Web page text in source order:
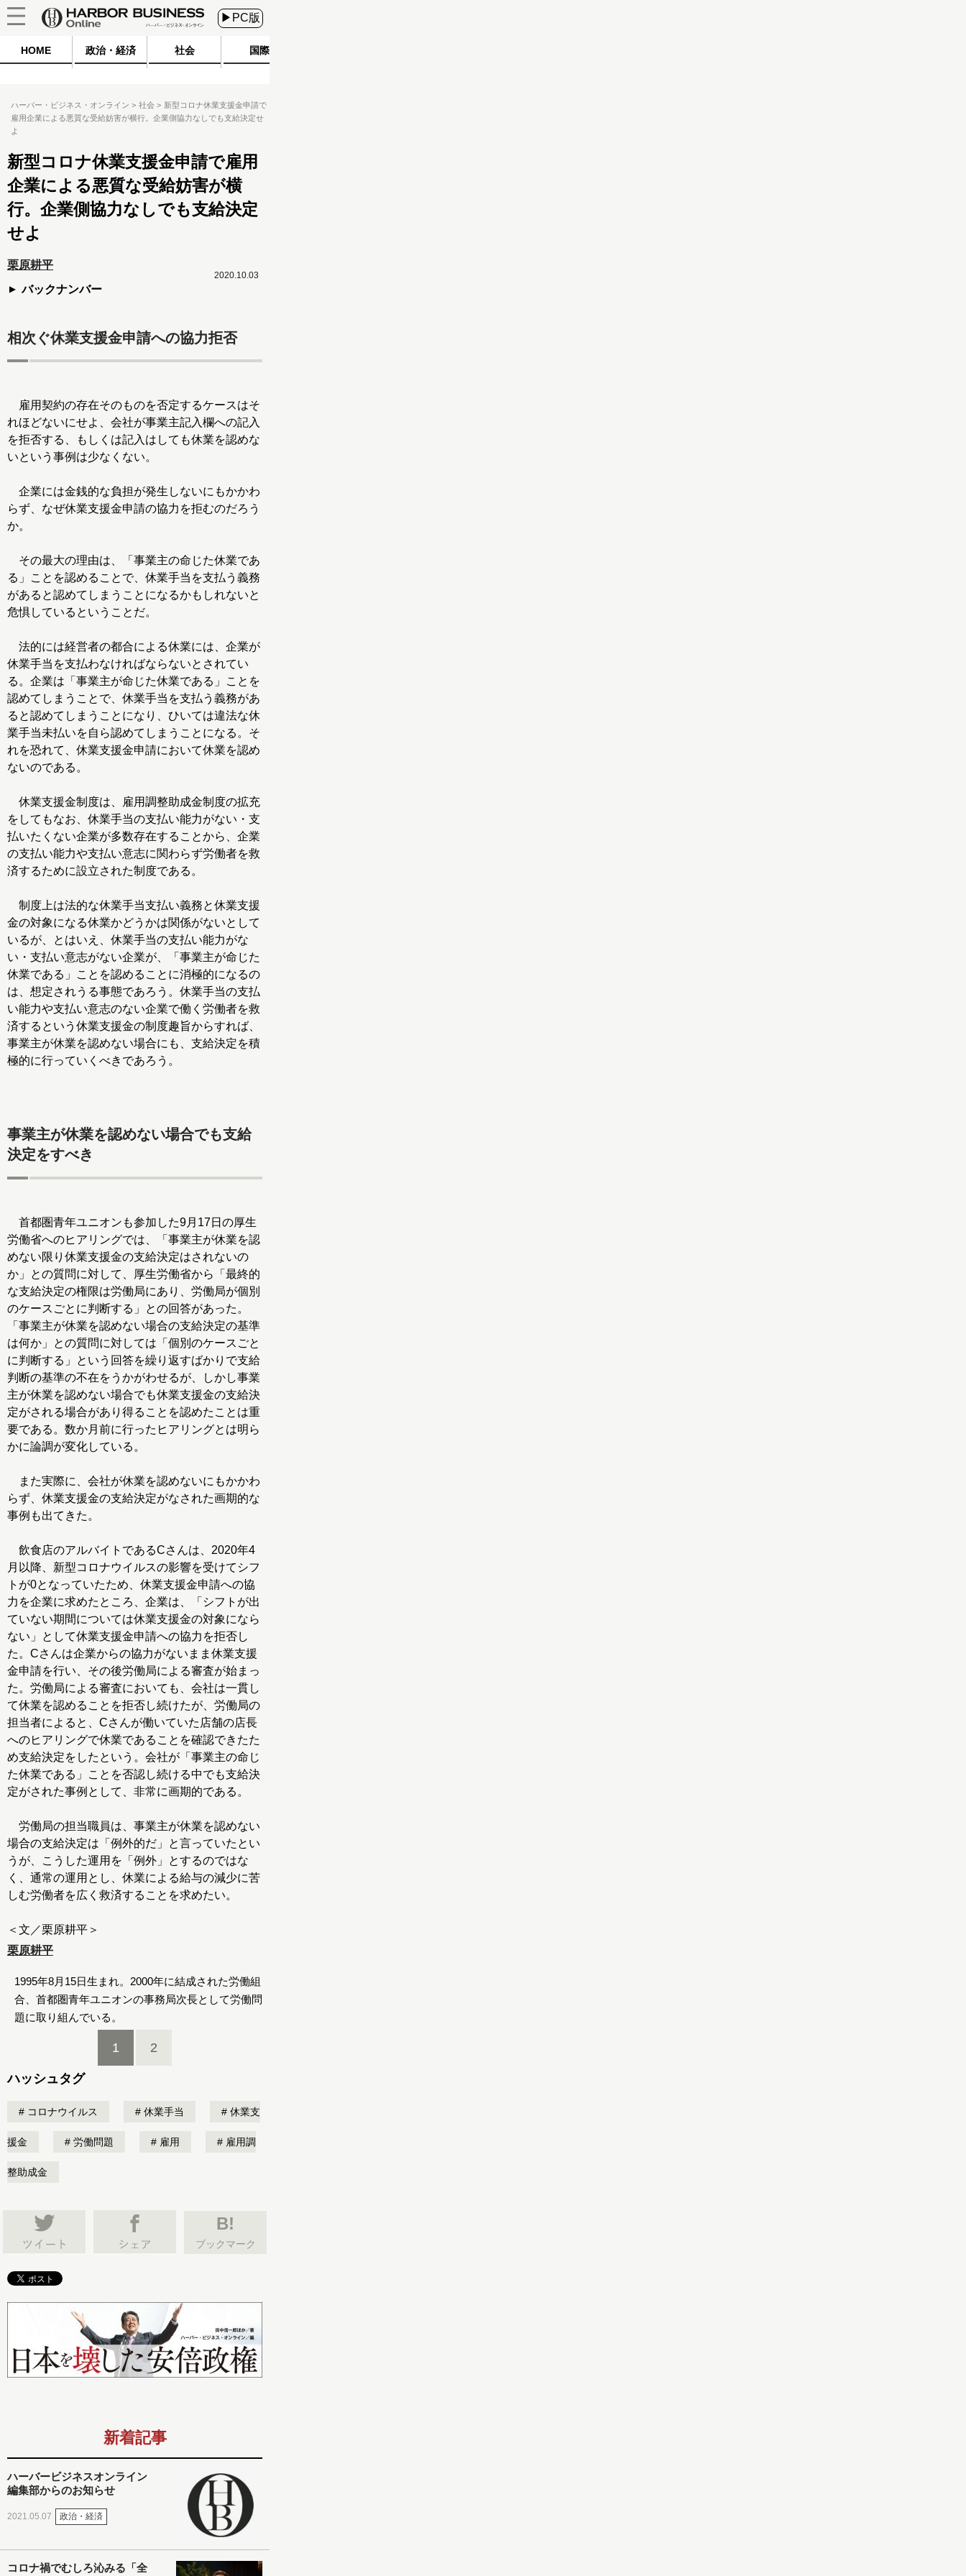
▶PC版
HOME 政治・経済 社会 国際
ハーバー・ビジネス・オンライン 社会
新型コロナ休業支援金申請で
雇用企業による悪質な受給妨害が横行。企業側協力なしでも支給決定せ
よ
新型コロナ休業支援金申請で雇用
企業による悪質な受給妨害が横
行。企業側協力なしでも支給決定
せよ
栗原耕平
バックナンバー
2020.10.03
相次ぐ休業支援金申請への協力拒否
雇用契約の存在そのものを否定するケースはそ
れほどないにせよ、会社が事業主記入欄への記入
を拒否する、もしくは記入はしても休業を認めな
いという事例は少なくない。
企業には金銭的な負担が発生しないにもかかわ
らず、なぜ休業支援金申請の協力を拒むのだろう
か。
その最大の理由は、「事業主の命じた休業であ
る」ことを認めることで、休業手当を支払う義務
があると認めてしまうことになるかもしれないと
危惧しているということだ。
法的には経営者の都合による休業には、企業が
休業手当を支払わなければならないとされてい
る。企業は「事業主が命じた休業である」ことを
認めてしまうことで、休業手当を支払う義務があ
ると認めてしまうことになり、ひいては違法な休
業手当未払いを自ら認めてしまうことになる。そ
れを恐れて、休業支援金申請において休業を認め
ないのである。
休業支援金制度は、雇用調整助成金制度の拡充
をしてもなお、休業手当の支払い能力がない・支
払いたくない企業が多数存在することから、企業
の支払い能力や支払い意志に関わらず労働者を救
済するために設立された制度である。
制度上は法的な休業手当支払い義務と休業支援
金の対象になる休業かどうかは関係がないとして
いるが、とはいえ、休業手当の支払い能力がな
い・支払い意志がない企業が、「事業主が命じた
休業である」ことを認めることに消極的になるの
は、想定されうる事態であろう。休業手当の支払
い能力や支払い意志のない企業で働く労働者を救
済するという休業支援金の制度趣旨からすれば、
事業主が休業を認めない場合にも、支給決定を積
極的に行っていくべきであろう。
事業主が休業を認めない場合でも支給
決定をすべき
首都圏青年ユニオンも参加した9月17日の厚生
労働省へのヒアリングでは、「事業主が休業を認
めない限り休業支援金の支給決定はされないの
か」との質問に対して、厚生労働省から「最終的
な支給決定の権限は労働局にあり、労働局が個別
のケースごとに判断する」との回答があった。
「事業主が休業を認めない場合の支給決定の基準
は何か」との質問に対しては「個別のケースごと
に判断する」という回答を繰り返すばかりで支給
判断の基準の不在をうかがわせるが、しかし事業
主が休業を認めない場合でも休業支援金の支給決
定がされる場合があり得ることを認めたことは重
要である。数か月前に行ったヒアリングとは明ら
かに論調が変化している。
また実際に、会社が休業を認めないにもかかわ
らず、休業支援金の支給決定がなされた画期的な
事例も出てきた。
飲食店のアルバイトであるCさんは、2020年4
月以降、新型コロナウイルスの影響を受けてシフ
トが0となっていたため、休業支援金申請への協
力を企業に求めたところ、企業は、「シフトが出
ていない期間については休業支援金の対象になら
ない」として休業支援金申請への協力を拒否し
た。Cさんは企業からの協力がないまま休業支援
金申請を行い、その後労働局による審査が始まっ
た。労働局による審査においても、会社は一貫し
て休業を認めることを拒否し続けたが、労働局の
担当者によると、Cさんが働いていた店舗の店長
へのヒアリングで休業であることを確認できたた
め支給決定をしたという。会社が「事業主の命じ
た休業である」ことを否認し続ける中でも支給決
定がされた事例として、非常に画期的である。
労働局の担当職員は、事業主が休業を認めない
場合の支給決定は「例外的だ」と言っていたとい
うが、こうした運用を「例外」とするのではな
く、通常の運用とし、休業による給与の減少に苦
しむ労働者を広く救済することを求めたい。
＜文／栗原耕平＞
栗原耕平
1995年8月15日生まれ。2000年に結成された労働組
合、首都圏青年ユニオンの事務局次長として労働問
題に取り組んでいる。
1 2
ハッシュタグ
コロナウイルス 休業手当 休業支
援金 労働問題 雇用 雇用調
整助成金
B!
ブックマーク
新着記事
ハーバービジネスオンライン
編集部からのお知らせ
2021.05.07 政治・経済
コロナ禍でむしろ沁みる「全